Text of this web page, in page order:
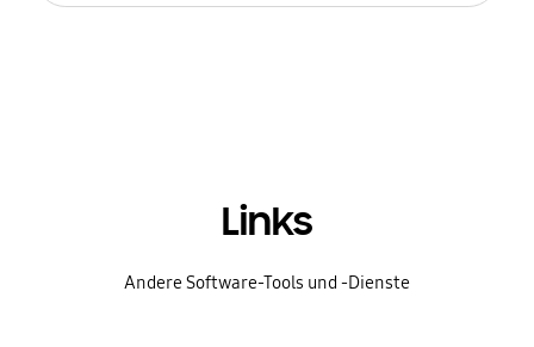
Links
Andere Software-Tools und -Dienste